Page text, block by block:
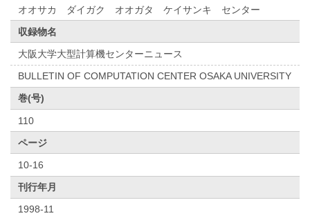
オオサカ ダイガク オオガタ ケイサンキ センター
収録物名
大阪大学大型計算機センターニュース
BULLETIN OF COMPUTATION CENTER OSAKA UNIVERSITY
巻(号)
110
ページ
10-16
刊行年月
1998-11